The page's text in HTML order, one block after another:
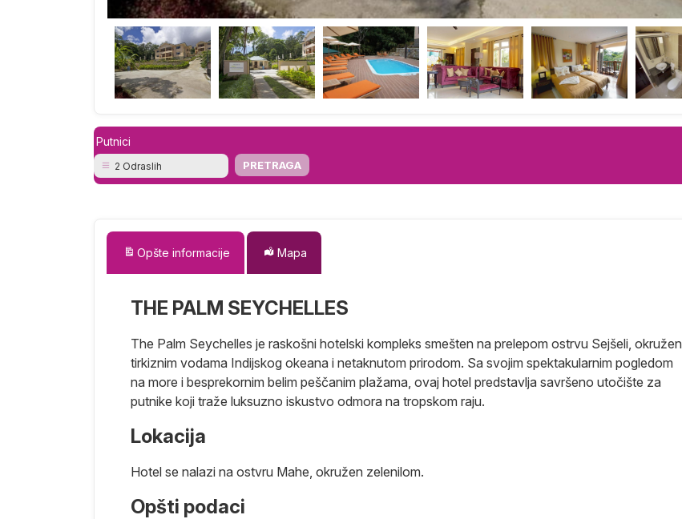
Putnici
2 Odraslih
Opšte informacije Mapa
THE PALM SEYCHELLES
The Palm Seychelles je raskošni hotelski kompleks smešten na prelepom ostrvu Sejšeli, okružen
tirkiznim vodama Indijskog okeana i netaknutom prirodom. Sa svojim spektakularnim pogledom
na more i besprekornim belim peščanim plažama, ovaj hotel predstavlja savršeno utočište za
putnike koji traže luksuzno iskustvo odmora na tropskom raju.
Lokacija
Hotel se nalazi na ostvru Mahe, okružen zelenilom.
Opšti podaci